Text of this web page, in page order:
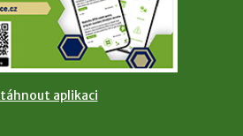
aplikaci